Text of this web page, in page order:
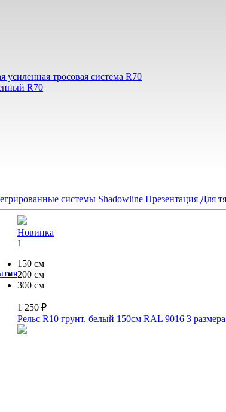
усиленная тросовая система R70
R70
системы Shadowline Презентация Для
Новинка
1
150 см
200 см
300 см
1 250 ₽
Рельс R10 грунт. белый 150см RAL 9016 3 размера